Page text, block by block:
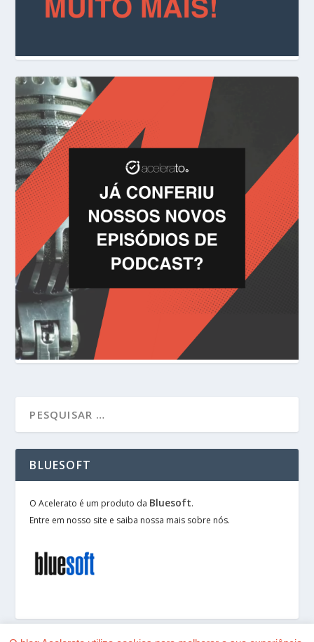
BLUESOFT
O Acelerato é um produto da Bluesoft.
Entre em nosso site e saiba nossa mais sobre nós.